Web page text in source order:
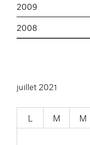
2009
2008
juillet 2021
L M M